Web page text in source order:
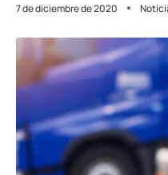
7 de diciembre de 2020